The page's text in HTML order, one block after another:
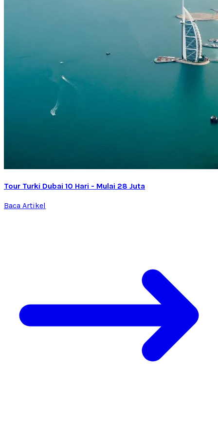
Tour Turki Dubai 10 Hari - Mulai 28 Juta
Baca Artikel